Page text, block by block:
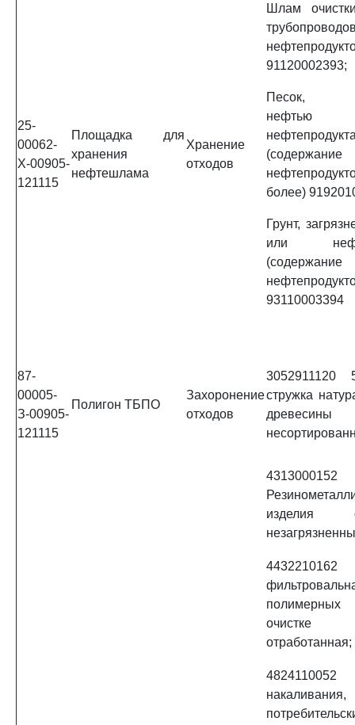
25-
00062-
Х-00905-
121115
Площадка для
хранения
нефтешлама
Хранение
отходов
Шлам
91120002393;
Песок,
более)
Грунт,
или
93110003394
87-
00005-
З-00905-
121115
Полигон ТБПО
Захоронение
отходов
стружка
древесины
изделия
полимерных
очистке
отработанная;